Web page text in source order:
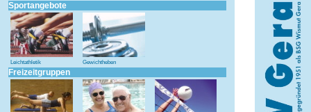
Sportangebote
Leichtathletik Gewichtheben
Freizeitgruppen